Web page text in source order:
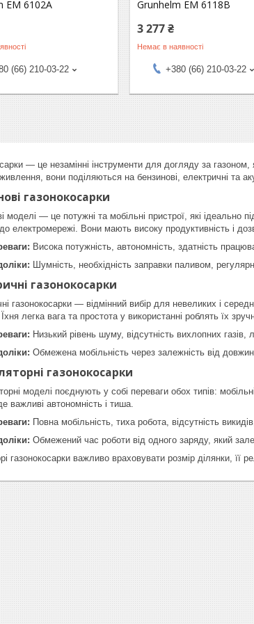
EM 6102A
(66) 210-03-22
Grunhelm EM 6118B
3 277 ₴
Немає в наявності
+380 (66) 210-03-22
— це незамінні інструменти для догляду за
вони поділяються на бензинові, електричні та
газонокосарки
моделі — це потужні та мобільні пристрої, які
електромережі. Вони мають високу продуктивність і
Висока потужність, автономність, здатність
Шумність, необхідність заправки паливом,
газонокосарки
газонокосарки — відмінний вибір для невеликих і
легка вага та простота у використанні роблять їх
Низький рівень шуму, відсутність вихлопних газів,
Обмежена мобільність через залежність від
газонокосарки
моделі поєднують у собі переваги обох типів:
важливі автономність і тиша.
Повна мобільність, тиха робота, відсутність
Обмежений час роботи від одного заряду, який
газонокосарки важливо враховувати розмір ділянки,